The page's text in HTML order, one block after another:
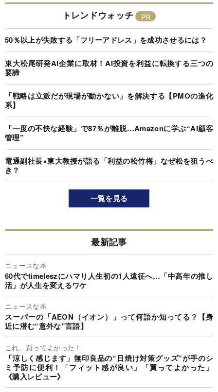
トレンドウォッチ
50％以上が失敗する「フリーアドレス」を成功させるには？
東大松尾研発AI企業に取材！AI投資を利益に転換する三つの
要諦
「戦略は立派だが現場が動かない」を解決する【PMOの進化
系】
「一度の不快な経験」で87％が離脱…Amazonに学ぶ“AI顧客
管理”
電通副社長×東大教授が語る「利益の松竹梅」なぜ松を狙うべ
き？
一覧を見る
最新記事
ニュースな本
60代でtimeleszにハマり人生初の1人遠征へ…「中高年の推し
活」が人生を変えるワケ
ニュースな本
スーパーの「AEON（イオン）」って何語か知ってる？【身
近に潜む“意外な”言語】
これ、買ってよかった！
「涼しく感じます」無印良品の“日焼け対策グッズ”が手のシ
ミ予防に便利！「フィット感が良い」「買ってよかった」
《購入レビュー》